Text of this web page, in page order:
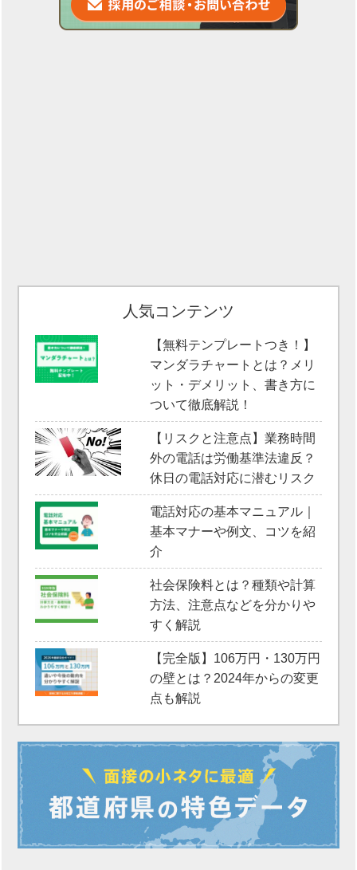
人気コンテンツ
【無料テンプレートつき！】
マンダラチャートとは？メリ
ット・デメリット、書き方に
ついて徹底解説！
【リスクと注意点】業務時間
外の電話は労働基準法違反？
休日の電話対応に潜むリスク
電話対応の基本マニュアル｜
基本マナーや例文、コツを紹
介
社会保険料とは？種類や計算
方法、注意点などを分かりや
すく解説
【完全版】106万円・130万円
の壁とは？2024年からの変更
点も解説